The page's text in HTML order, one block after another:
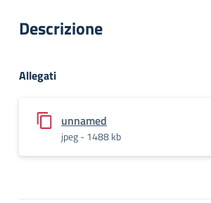
Descrizione
Allegati
unnamed
jpeg - 1488 kb